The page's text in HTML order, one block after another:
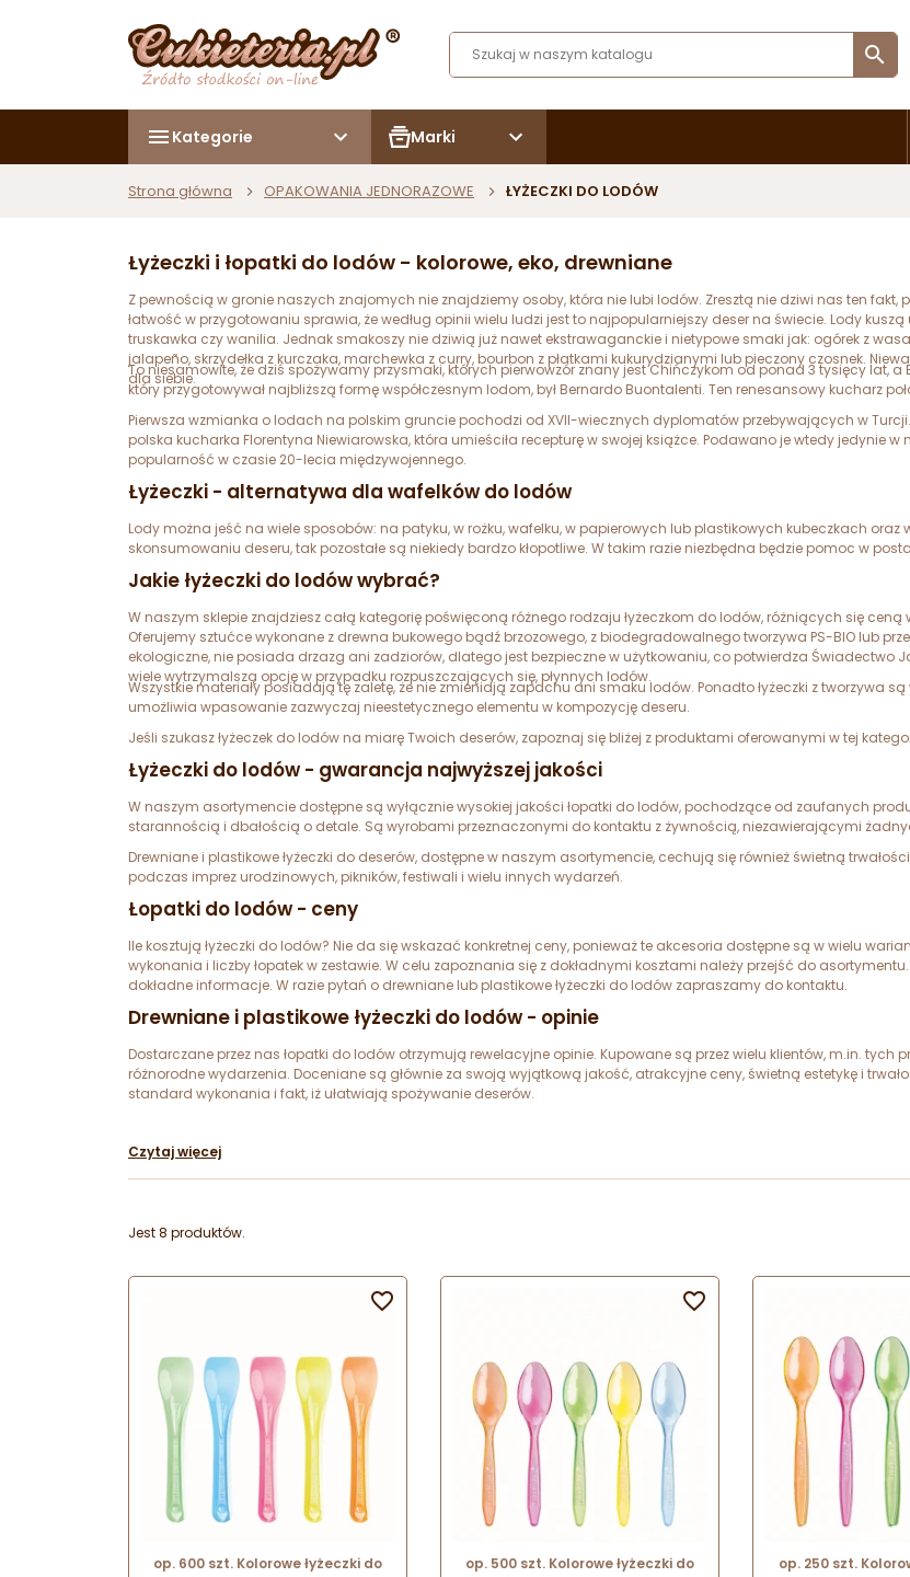

Kategorie Marki
Strona główna OPAKOWANIA JEDNORAZOWE ŁYŻECZKI DO LODÓW
Łyżeczki i łopatki do lodów - kolorowe, eko, drewniane
Z pewnością w gronie naszych znajomych nie znajdziemy osoby, która nie lubi lodów. Zresztą nie dziwi nas ten fakt,
łatwość w przygotowaniu sprawia, że według opinii wielu ludzi jest to najpopularniejszy deser na świecie. Lody
truskawka czy wanilia. Jednak smakoszy nie dziwią już nawet ekstrawaganckie i nietypowe smaki jak: ogórek z
jalapeño, skrzydełka z kurczaka, marchewka z curry, bourbon z płatkami kukurydzianymi lub pieczony czosnek.
dla siebie.
To niesamowite, że dziś spożywamy przysmaki, których pierwowzór znany jest Chińczykom od ponad 3 tysięcy lat,
który przygotowywał najbliższą formę współczesnym lodom, był Bernardo Buontalenti. Ten renesansowy kucharz
Pierwsza wzmianka o lodach na polskim gruncie pochodzi od XVII-wiecznych dyplomatów przebywających w
polska kucharka Florentyna Niewiarowska, która umieściła recepturę w swojej książce. Podawano je wtedy jedynie
popularność w czasie 20-lecia międzywojennego.
Łyżeczki - alternatywa dla wafelków do lodów
Lody można jeść na wiele sposobów: na patyku, w rożku, wafelku, w papierowych lub plastikowych kubeczkach
skonsumowaniu deseru, tak pozostałe są niekiedy bardzo kłopotliwe. W takim razie niezbędna będzie pomoc w
Jakie łyżeczki do lodów wybrać?
W naszym sklepie znajdziesz całą kategorię poświęconą różnego rodzaju łyżeczkom do lodów, różniących się
Oferujemy sztućce wykonane z drewna bukowego bądź brzozowego, z biodegradowalnego tworzywa PS-BIO lub
ekologiczne, nie posiada drzazg ani zadziorów, dlatego jest bezpieczne w użytkowaniu, co potwierdza Świadectwo
wiele wytrzymalszą opcję w przypadku rozpuszczających się, płynnych lodów.
Wszystkie materiały posiadają tę zaletę, że nie zmieniają zapachu ani smaku lodów. Ponadto łyżeczki z tworzywa
umożliwia wpasowanie zazwyczaj nieestetycznego elementu w kompozycję deseru.
Jeśli szukasz łyżeczek do lodów na miarę Twoich deserów, zapoznaj się bliżej z produktami oferowanymi w tej
Łyżeczki do lodów - gwarancja najwyższej jakości
W naszym asortymencie dostępne są wyłącznie wysokiej jakości łopatki do lodów, pochodzące od zaufanych
starannością i dbałością o detale. Są wyrobami przeznaczonymi do kontaktu z żywnością, niezawierającymi
Drewniane i plastikowe łyżeczki do deserów, dostępne w naszym asortymencie, cechują się również świetną
podczas imprez urodzinowych, pikników, festiwali i wielu innych wydarzeń.
Łopatki do lodów - ceny
Ile kosztują łyżeczki do lodów? Nie da się wskazać konkretnej ceny, ponieważ te akcesoria dostępne są w wielu
wykonania i liczby łopatek w zestawie. W celu zapoznania się z dokładnymi kosztami należy przejść do
dokładne informacje. W razie pytań o drewniane lub plastikowe łyżeczki do lodów zapraszamy do kontaktu.
Drewniane i plastikowe łyżeczki do lodów - opinie
Dostarczane przez nas łopatki do lodów otrzymują rewelacyjne opinie. Kupowane są przez wielu klientów, m.in.
różnorodne wydarzenia. Doceniane są głównie za swoją wyjątkową jakość, atrakcyjne ceny, świetną estetykę i
standard wykonania i fakt, iż ułatwiają spożywanie deserów.
Czytaj więcej
Jest 8 produktów.
op. 600 szt. Kolorowe łyżeczki do

op. 500 szt. Kolorowe łyżeczki do

op. 250 szt.